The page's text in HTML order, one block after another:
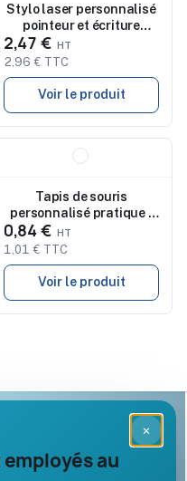
Stylo laser personnalisé
pointeur et écriture
Snarry
2,47 €
2,96 € TTC
Voir le produit
Tapis de souris
personnalisé pratique -
Gabriel
0,84 €
1,01 € TTC
Voir le produit
×
au